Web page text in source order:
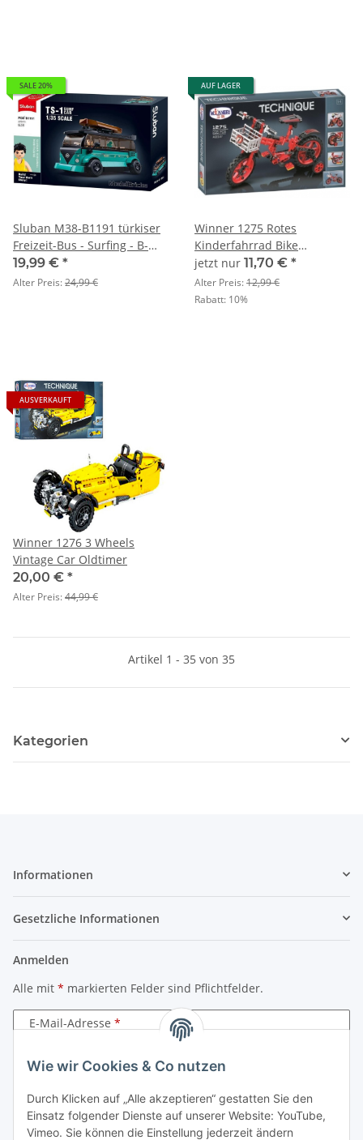
Wie wir Cookies & Co nutzen
Durch Klicken auf „Alle akzeptieren“ gestatten Sie den
Einsatz folgender Dienste auf unserer Website: YouTube,
Vimeo. Sie können die Einstellung jederzeit ändern
SALE 20%
Sluban M38-B1191 türkiser
Freizeit-Bus - Surfing - B-
WARE
19,99 € *
Alter Preis:24,99 €
AUF LAGER
Winner 1275 Rotes
Kinderfahrrad Bike
Stützräder Rad
jetzt nur 11,70 € *
Alter Preis:12,99 €
Rabatt: 10%
AUSVERKAUFT
Winner 1276 3 Wheels
Vintage Car Oldtimer
20,00 € *
Alter Preis:44,99 €
Artikel 1 - 35 von 35
Kategorien
Informationen
Gesetzliche Informationen
Anmelden
Alle mit * markierten Felder sind Pflichtfelder.
E-Mail-Adresse
Passwort
Anmelden